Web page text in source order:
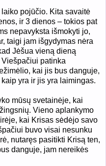
pojūčio. Kita savaitė
ir 3 dienos – tokios pat
nepavyksta išmokyti jo,
taigi jam išgydymas nėra
Jėšua vieną dieną
patinka
kai jis bus danguje,
yra ir jis yra laimingas.
mūsų svetainėje, kai
Vieno aplankymo
kai Krisas sėdėjo savo
buvo visai nesunku
nutaręs pasitikti Krisą ten,
danguje, jam nereikės